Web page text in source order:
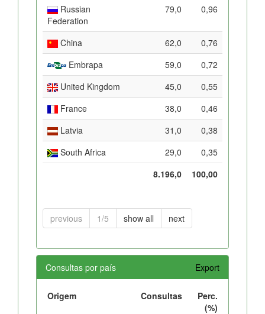
Russian
Federation
79,0 0,96
China 62,0
0,76
Embrapa
59,0
0,72
United Kingdom
45,0
0,55
France
38,0
0,46
Latvia
31,0
0,38
South Africa
29,0
0,35
8.196,0
100,00
previous 1/5 show all next
Consultas por país Export
Origem Consultas
Perc.
(%)